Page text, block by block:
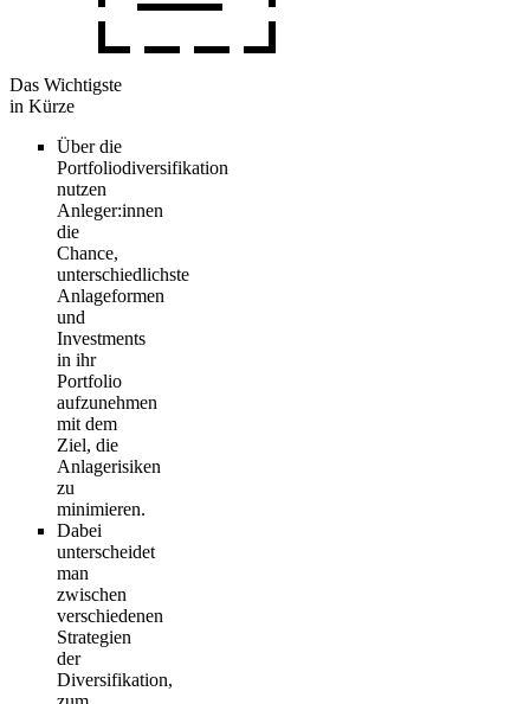
Das Wichtigste
in Kürze
Über die
Portfoliodiversifikation
nutzen
Anleger:innen
die
Chance,
unterschiedlichste
Anlageformen
und
Investments
in ihr
Portfolio
aufzunehmen
mit dem
Ziel, die
Anlagerisiken
zu
minimieren.
Dabei
unterscheidet
man
zwischen
verschiedenen
Strategien
der
Diversifikation,